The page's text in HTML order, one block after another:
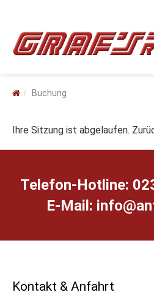
Buchung
Ihre Sitzung ist abgelaufen.
Telefon-Hotline:
E-Mail: ed.farg-
Kontakt & Anfahrt